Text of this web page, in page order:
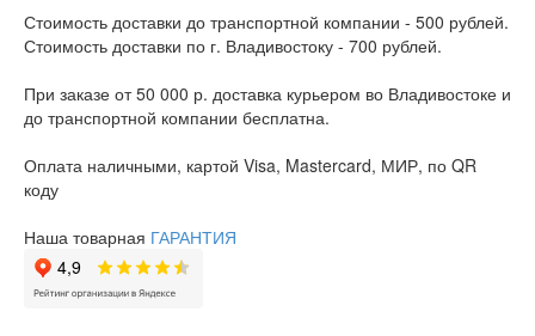
Стоимость доставки до транспортной компании - 500 рублей.
Стоимость доставки по г. Владивостоку - 700 рублей.
При заказе от 50 000 р. доставка курьером во Владивостоке и
до транспортной компании бесплатна.
Оплата наличными, картой Visa, Mastercard, МИР, по QR
коду
Наша товарная ГАРАНТИЯ